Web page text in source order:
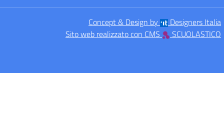
Concept & Design by
Designers Italia
Sito web realizzato con CMS
SCUOLASTICO